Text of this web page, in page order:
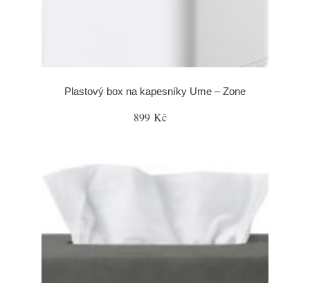
Plastový box na kapesníky Ume – Zone
899 Kč